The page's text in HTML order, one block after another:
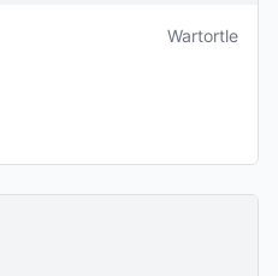
Wartortle